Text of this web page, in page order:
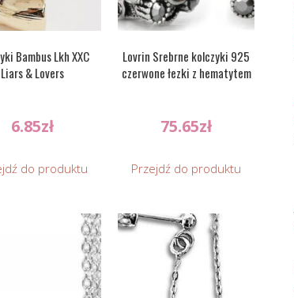
Bambus Lkh XXC
Liars & Lovers
6.85zł
do produktu
Lovrin Srebrne kolczyki 925
czerwone łezki z hematytem
75.65zł
Przejdź do produktu